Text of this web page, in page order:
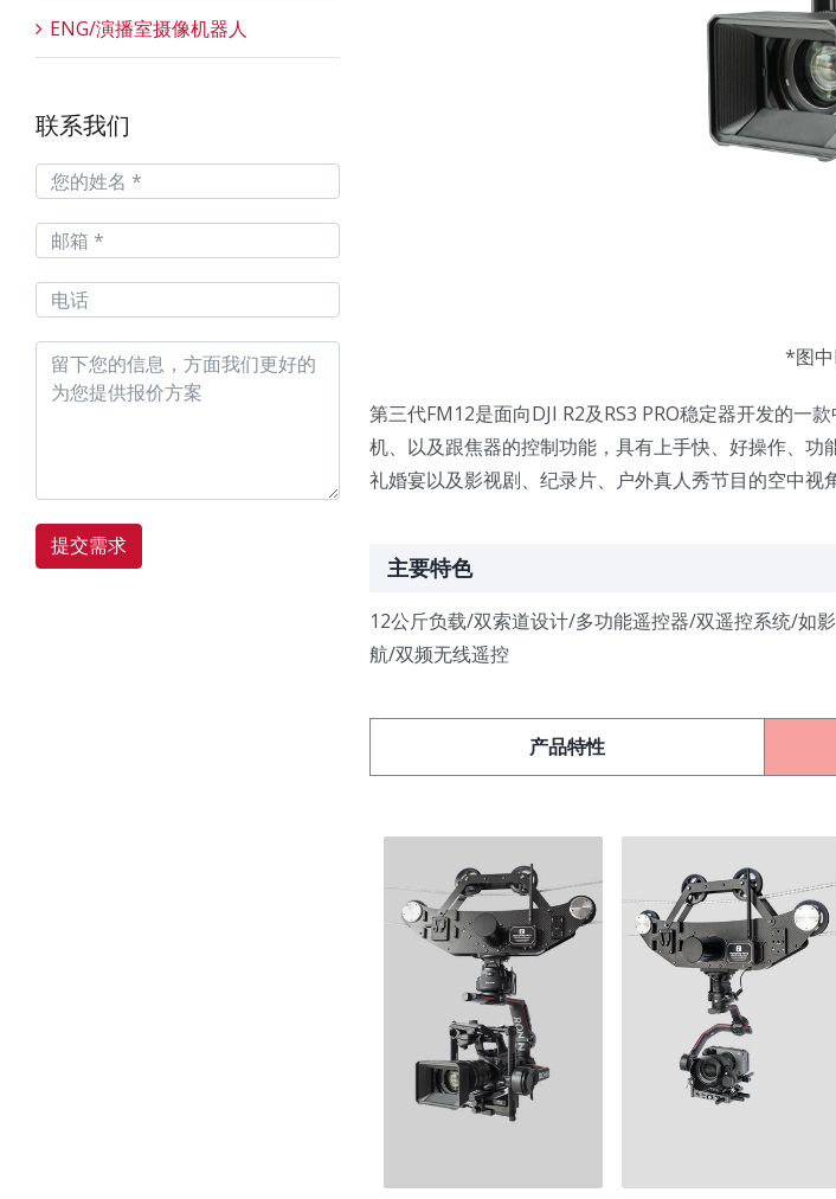
*图中
第三代FM12是面向DJI R2及RS3 PRO稳定器开发的一
机、以及跟焦器的控制功能，具有上手快、好操作、
礼婚宴以及影视剧、纪录片、户外真人秀节目的空中视
主要特色
12公斤负载/双索道设计/多功能遥控器/双遥控系统/如
航/双频无线遥控
产品特性
ENG/演播室摄像机器人
联系我们
提交需求